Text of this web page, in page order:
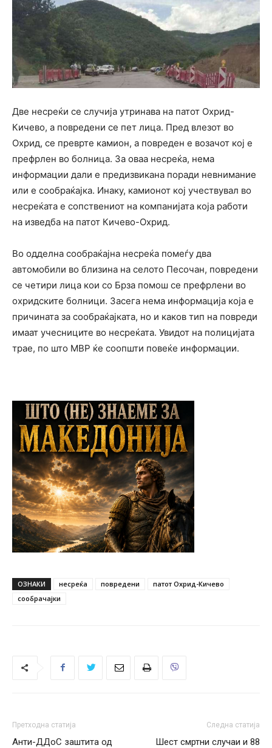
Две несреќи се случија утринава на патот Охрид-
Кичево, а повредени се пет лица. Пред влезот во
Охрид, се преврте камион, а повреден е возачот кој е
префрлен во болница. За оваа несреќа, нема
информации дали е предизвикана поради невнимание
или е сообраќајка. Инаку, камионот кој учествувал во
несреќата е сопствениот на компанијата која работи
на изведба на патот Кичево-Охрид.
Во одделна сообраќајна несреќа помеѓу два
автомобили во близина на селото Песочан, повредени
се четири лица кои со Брза помош се префрлени во
охридските болници. Засега нема информација која е
причината за сообраќајката, но и каков тип на повреди
имаат учесниците во несреќата. Увидот на полицијата
трае, по што МВР ќе соопшти повеќе информации.
ОЗНАКИ несреќа повредени
патот Охрид-Кичево
сообрачајки
Претходна статија
Анти-ДДоС заштита од
Следна статија
Шест смртни случаи и 88